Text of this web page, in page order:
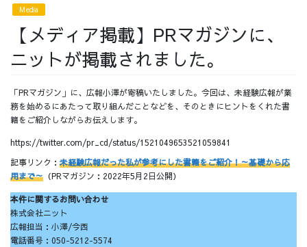
サービス
採用情報
採用情報トップ
チームインタビュー02
Media
【メディア掲載】PRマガジンに、
ニットが掲載されました。
「PRマガジン」に、広報小澤が寄稿いたしました。今回は、未経験広報が業
務を始めるにあたって取り組んだことなどを、そのときにヒントをくれた書
籍をご紹介しながらお伝えします。
https://twitter.com/pr_cd/status/1521049653521059841
記事リンク：未経験広報だった私が参考にした書籍をご紹介！～基礎から応
用まで～ （PRマガジン：2022年5月2日公開）
本件に関するお問い合わせ
株式会社ニット
広報担当：小澤/今西
電話番号：050-5212-5574